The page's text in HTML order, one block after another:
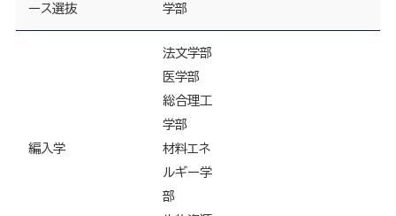
ース選抜
学部
編入学
法文学部
医学部
総合理工
学部
材料エネ
ルギー学
部